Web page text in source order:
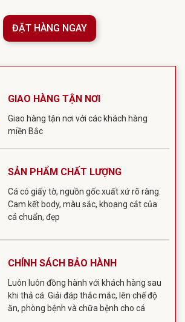
ĐẶT HÀNG NGAY
GIAO HÀNG TẬN NƠI
Giao hàng tận nơi với các khách hàng
miền Bắc
SẢN PHẨM CHẤT LƯỢNG
Cá có giấy tờ, nguồn gốc xuất xứ rõ ràng.
Cam kết body, màu sắc, khoang cắt của
cá chuẩn, đẹp
CHÍNH SÁCH BẢO HÀNH
Luôn luôn đồng hành với khách hàng sau
khi thả cá. Giải đáp thắc mắc, lên chế độ
ăn, phòng bệnh và chữa bệnh cho cá